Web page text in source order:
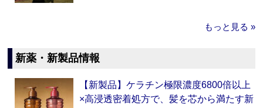
もっと見る »
新薬・新製品情報
【新製品】ケラチン極限濃度6800倍以上
×高浸透密着処方で、髪を芯から満たす新